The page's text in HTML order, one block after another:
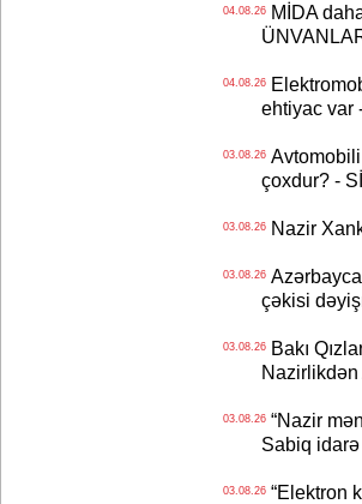
04.08.26MİDA daha
04.08.26
ehtiyac var
03.08.26Avtomobili
çoxdur? -
03.08.26Nazir
03.08.26
çəkisi
03.08.26Bakı
03.08.26“Nazir
Sabiq
03.08.26“Elektron